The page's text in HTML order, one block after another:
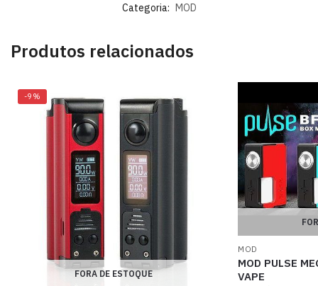
Categoria: MOD
Produtos relacionados
-9%
FORA DE ESTOQUE
MOD
MOD PULSE
VAPE